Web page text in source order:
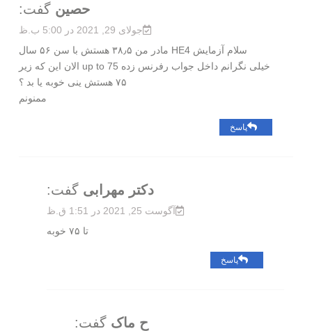
حصین گفت:
جولای 29, 2021 در 5:00 ب.ظ
سلام آزمایش HE4 مادر من ۳۸٫۵ هستش با سن ۵۶ سال
خیلی نگرانم داخل جواب رفرنس زده up to 75 الان این که زیر
۷۵ هستش ینی خوبه یا بد ؟
ممنونم
پاسخ
دکتر مهرابی گفت:
آگوست 25, 2021 در 1:51 ق.ظ
تا ۷۵ خوبه
پاسخ
ح ماک گفت: